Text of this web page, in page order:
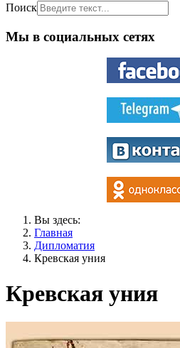
Поиск
Мы в социальных сетях
Вы здесь:
Главная
Дипломатия
Кревская уния
Кревская уния